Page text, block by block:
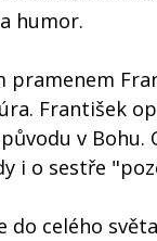
humor.
pramenem
František
v Bohu.
i o sestře
celého